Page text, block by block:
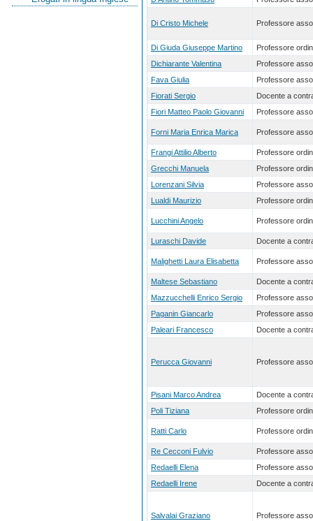
Di Cristo Michele Professore
Di Giuda Giuseppe Martino
Professore
Dichiarante Valentina
Professore
Fava Giulia
Professore
Fiorati Sergio
Docente a
Fiori Matteo Paolo Giovanni
Professore
Forni Maria Enrica Marica Professore
Frangi Attilio Alberto
Professore
Grecchi Manuela
Professore
Lorenzani Silvia
Professore
Lualdi Maurizio
Professore
Lucchini Angelo Professore
Luraschi Davide Docente a
Malighetti Laura Elisabetta Professore
Maltese Sebastiano
Docente a
Mazzucchelli Enrico Sergio
Professore
Paganin Giancarlo
Professore
Paleari Francesco
Docente a
Perucca Giovanni Professore
Pisani Marco Andrea
Docente a
Poli Tiziana
Professore
Ratti Carlo Professore
Re Cecconi Fulvio
Professore
Redaelli Elena
Professore
Redaelli Irene
Docente a
Salvalai Graziano Professore